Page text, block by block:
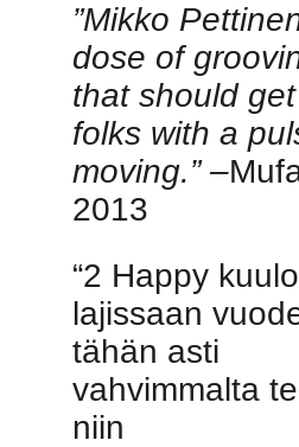
”Mikko
dose of
that should
folks with a
moving.” –
2013
“2 Happy
lajissaan
tähän asti
vahvimmalta
niin